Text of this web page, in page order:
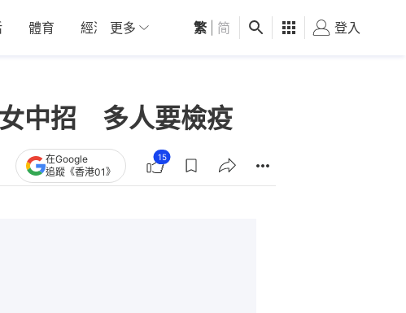
體育 經濟 01深圳 觀點 健康 好食玩飛
更多 繁 简 登入
中招 多人要檢疫
在Google
追蹤《香港01》
15